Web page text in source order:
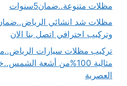
مظلات متنوعة..ضمان5سنوات
وتركيب احترافي اتصل بنا الان
تركيب مظلات سيارات
العصرية